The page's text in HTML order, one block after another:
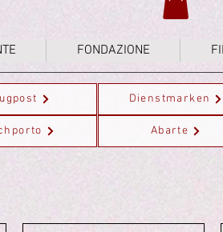
FONDAZIONE
Dienstmarken
Abarte